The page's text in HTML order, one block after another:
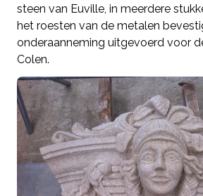
steen van Euville, in meerdere
het roesten van de metalen
onderaanneming uitgevoerd voor
Colen.